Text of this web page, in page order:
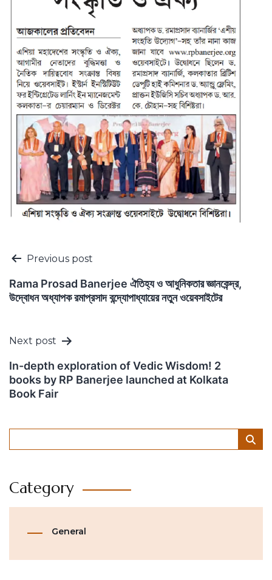
PostPrevious post
Rama Prosad Banerjee ঐতিহ্য ও আধুনিকতার জ্ঞানকেন্দ্র,
উদ্বোধন অধ্যাপক রমাপ্রসাদ বন্দ্যোপাধ্যায়ের নতুন ওয়েবসাইটের
Next post
In-depth exploration of Vedic Wisdom! 2
books by RP Banerjee launched at Kolkata
Book Fair
Category
General